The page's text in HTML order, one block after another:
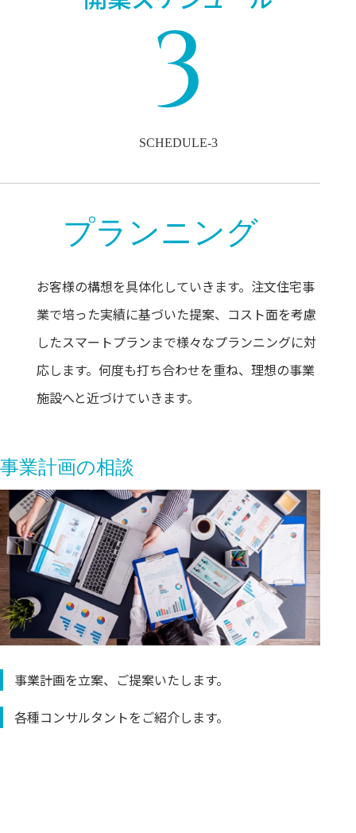
3
SCHEDULE-3
プランニング
お客様の構想を具体化していきます。注文住宅事
業で培った実績に基づいた提案、コスト面を考慮
したスマートプランまで様々なプランニングに対
応します。何度も打ち合わせを重ね、理想の事業
施設へと近づけていきます。
事業計画の相談
事業計画を立案、ご提案いたします。
各種コンサルタントをご紹介します。